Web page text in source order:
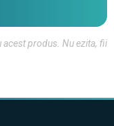
produs. Nu ezita, fii